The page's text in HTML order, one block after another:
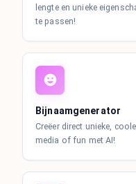
lengte en unieke
te passen!
Bijnaamgenerator
Creëer direct unieke,
media of fun met AI!